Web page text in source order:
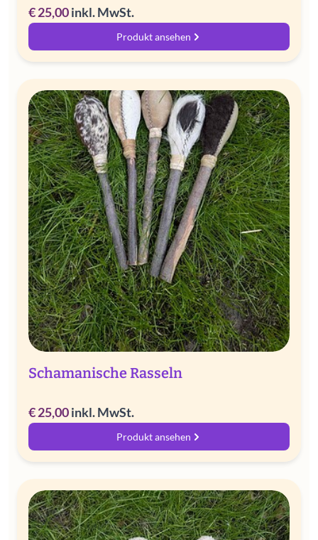
€25,00inkl. MwSt.
Produkt ansehen
Schamanische Rasseln
€25,00inkl. MwSt.
Produkt ansehen